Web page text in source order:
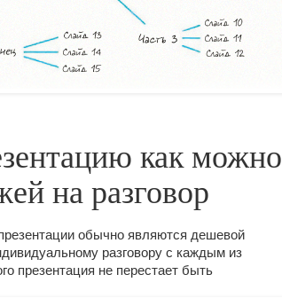
как можно
на разговор
обычно являются дешевой
разговору с каждым из
презентация не перестает быть